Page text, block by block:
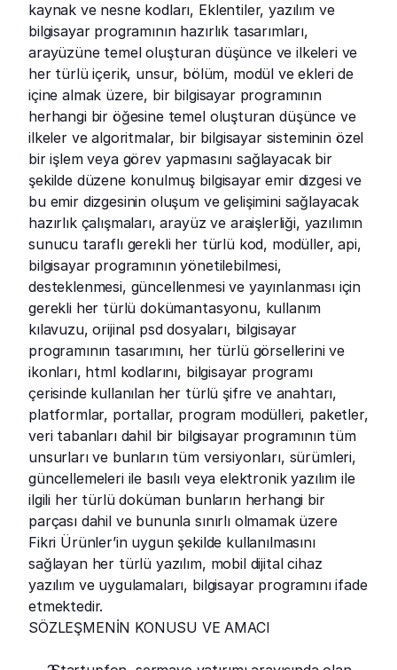
kaynak ve nesne kodları, Eklentiler, yazılım ve
bilgisayar programının hazırlık tasarımları,
arayüzüne temel oluşturan düşünce ve ilkeleri ve
her türlü içerik, unsur, bölüm, modül ve ekleri de
içine almak üzere, bir bilgisayar programının
herhangi bir öğesine temel oluşturan düşünce ve
ilkeler ve algoritmalar, bir bilgisayar sisteminin özel
bir işlem veya görev yapmasını sağlayacak bir
şekilde düzene konulmuş bilgisayar emir dizgesi ve
bu emir dizgesinin oluşum ve gelişimini sağlayacak
hazırlık çalışmaları, arayüz ve araişlerliği, yazılımın
sunucu taraflı gerekli her türlü kod, modüller, api,
bilgisayar programının yönetilebilmesi,
desteklenmesi, güncellenmesi ve yayınlanması için
gerekli her türlü dokümantasyonu, kullanım
kılavuzu, orijinal psd dosyaları, bilgisayar
programının tasarımını, her türlü görsellerini ve
ikonları, html kodlarını, bilgisayar programı
çerisinde kullanılan her türlü şifre ve anahtarı,
platformlar, portallar, program modülleri, paketler,
veri tabanları dahil bir bilgisayar programının tüm
unsurları ve bunların tüm versiyonları, sürümleri,
güncellemeleri ile basılı veya elektronik yazılım ile
ilgili her türlü doküman bunların herhangi bir
parçası dahil ve bununla sınırlı olmamak üzere
Fikri Ürünler’in uygun şekilde kullanılmasını
sağlayan her türlü yazılım, mobil dijital cihaz
yazılım ve uygulamaları, bilgisayar programını ifade
etmektedir.
SÖZLEŞMENİN KONUSU VE AMACI